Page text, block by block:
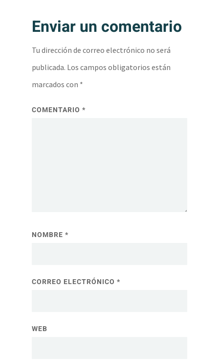
Enviar un comentario
Tu dirección de correo electrónico no será
publicada. Los campos obligatorios están
marcados con *
COMENTARIO *
NOMBRE *
CORREO ELECTRÓNICO *
WEB